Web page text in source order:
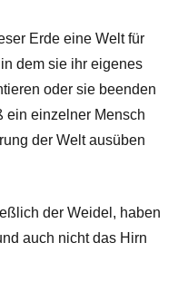
Erde eine Welt für
dem sie ihr eigenes
oder sie beenden
ein einzelner Mensch
der Welt ausüben
der Weidel, haben
auch nicht das Hirn